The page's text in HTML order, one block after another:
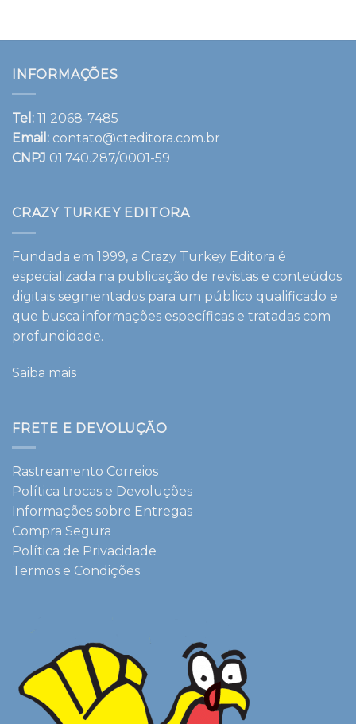
INFORMAÇÕES
Tel: 11 2068-7485
Email: contato@cteditora.com.br
CNPJ 01.740.287/0001-59
CRAZY TURKEY EDITORA
Fundada em 1999, a Crazy Turkey Editora é
especializada na publicação de revistas e conteúdos
digitais segmentados para um público qualificado e
que busca informações específicas e tratadas com
profundidade.
Saiba mais
FRETE E DEVOLUÇÃO
Rastreamento Correios
Política trocas e Devoluções
Informações sobre Entregas
Compra Segura
Política de Privacidade
Termos e Condições